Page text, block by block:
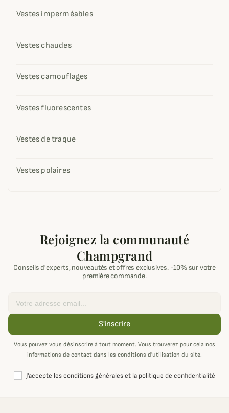
Vestes imperméables
Vestes chaudes
Vestes camouflages
Vestes fluorescentes
Vestes de traque
Vestes polaires
Rejoignez la communauté
Champgrand
Conseils d'experts, nouveautés et offres exclusives. -10% sur votre
première commande.
S'inscrire
Vous pouvez vous désinscrire à tout moment. Vous trouverez pour cela nos
informations de contact dans les conditions d'utilisation du site.
J'accepte les conditions générales et la politique de confidentialité